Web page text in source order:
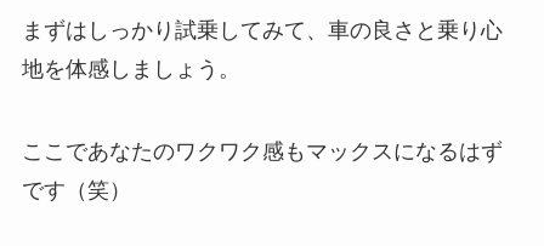
まずはしっかり試乗してみて、車の良さと乗り心
地を体感しましょう。
ここであなたのワクワク感もマックスになるはず
です（笑）